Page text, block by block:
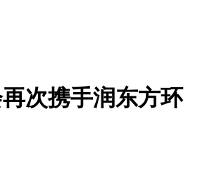
次携手润东方环